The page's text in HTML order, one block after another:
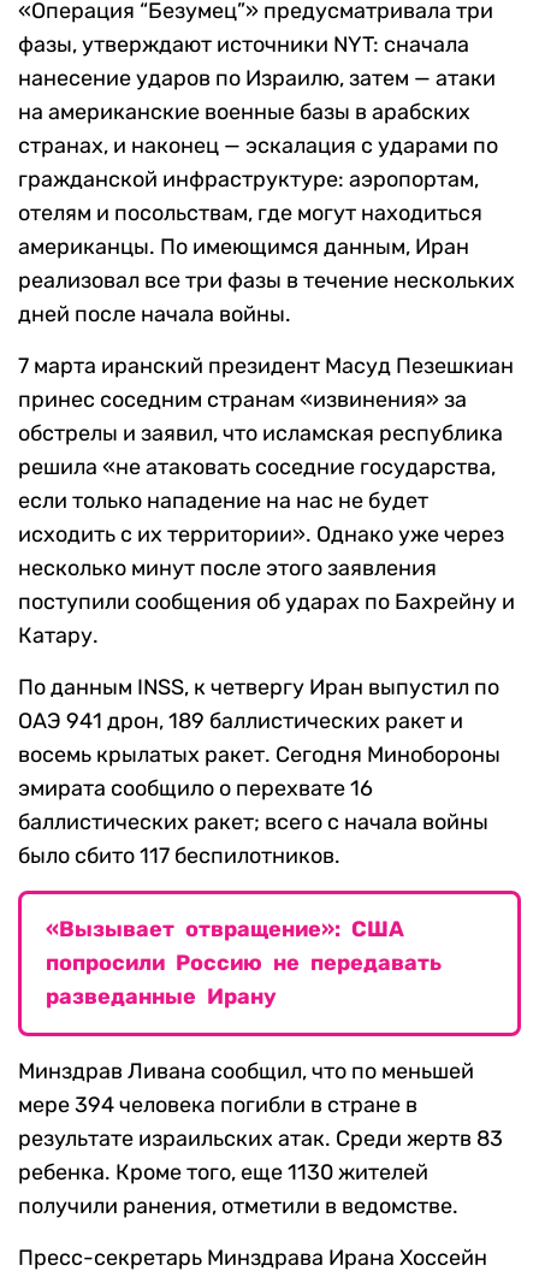
«Операция “Безумец”» предусматривала три
фазы, утверждают источники NYT: сначала
нанесение ударов по Израилю, затем — атаки
на американские военные базы в арабских
странах, и наконец — эскалация с ударами по
гражданской инфраструктуре: аэропортам,
отелям и посольствам, где могут находиться
американцы. По имеющимся данным, Иран
реализовал все три фазы в течение нескольких
дней после начала войны.
7 марта иранский президент Масуд Пезешкиан
принес соседним странам «извинения» за
обстрелы и заявил, что исламская республика
решила «не атаковать соседние государства,
если только нападение на нас не будет
исходить с их территории». Однако уже через
несколько минут после этого заявления
поступили сообщения об ударах по Бахрейну и
Катару.
По данным INSS, к четвергу Иран выпустил по
ОАЭ 941 дрон, 189 баллистических ракет и
восемь крылатых ракет. Сегодня Минобороны
эмирата сообщило о перехвате 16
баллистических ракет; всего с начала войны
было сбито 117 беспилотников.
«Вызывает отвращение»: США
попросили Россию не передавать
разведанные Ирану
Минздрав Ливана сообщил, что по меньшей
мере 394 человека погибли в стране в
результате израильских атак. Среди жертв 83
ребенка. Кроме того, еще 1130 жителей
получили ранения, отметили в ведомстве.
Пресс-секретарь Минздрава Ирана Хоссейн